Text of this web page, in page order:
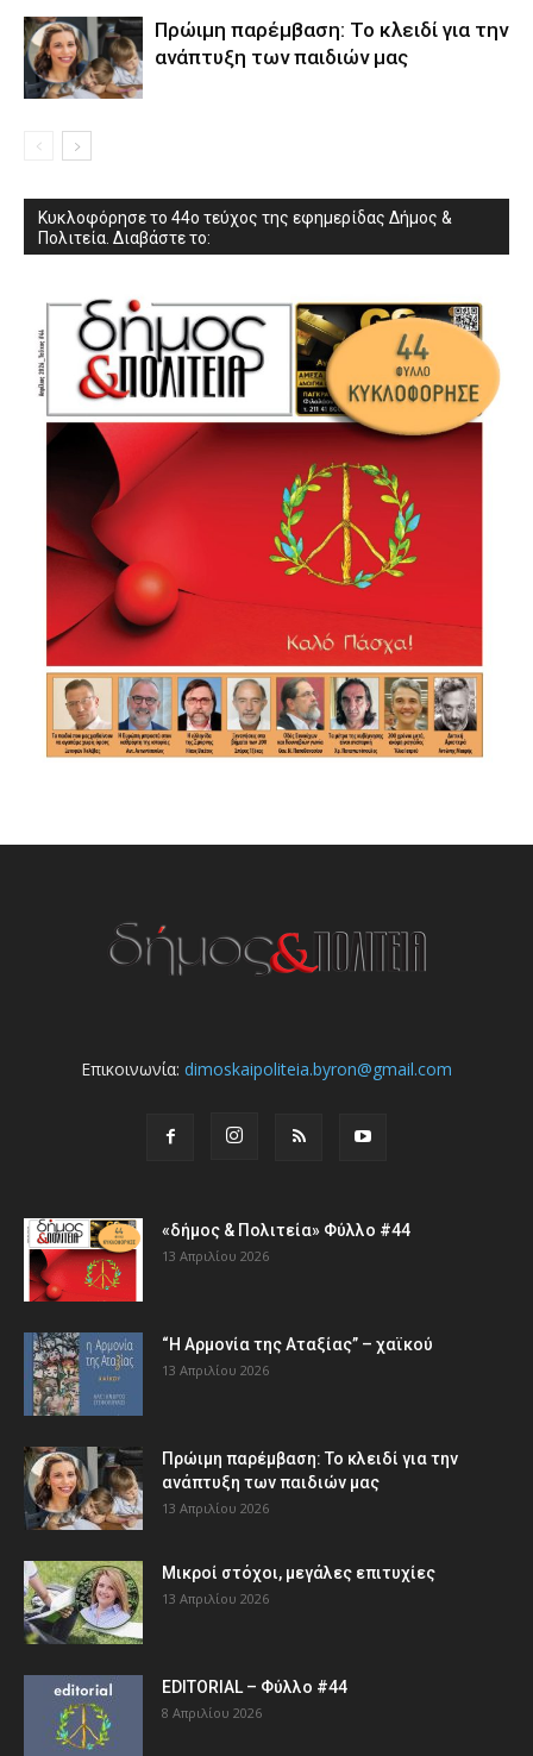
Πρώιμη παρέμβαση: Το κλειδί για την
ανάπτυξη των παιδιών µας
Κυκλοφόρησε το 44ο τεύχος της εφημερίδας Δήμος &
Πολιτεία. Διαβάστε το:
Επικοινωνία: dimoskaipoliteia.byron@gmail.com
«δήμος & Πολιτεία» Φύλλο #44
13 Απριλίου 2026
“Η Αρμονία της Αταξίας” – χαϊκού
13 Απριλίου 2026
Πρώιμη παρέμβαση: Το κλειδί για την
ανάπτυξη των παιδιών µας
13 Απριλίου 2026
Μικροί στόχοι, μεγάλες επιτυχίες
13 Απριλίου 2026
EDITORIAL – Φύλλο #44
8 Απριλίου 2026